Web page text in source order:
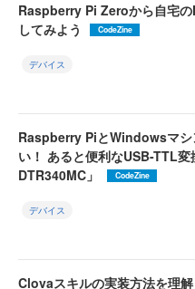
Raspberry Pi Zeroから自宅の
してみよう
CodeZine
デバイス
Raspberry PiとWindowsマシ
い！ あると便利なUSB-TTL
DTR340MC」
CodeZine
デバイス
Clovaスキルの実装方法を理